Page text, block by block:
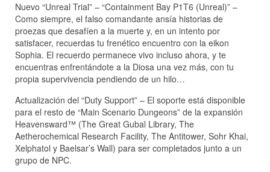
Nuevo “Unreal Trial” – “Containment Bay P1T6 (Unreal)” –
Como siempre, el falso comandante ansía historias de
proezas que desafíen a la muerte y, en un intento por
satisfacer, recuerdas tu frenético encuentro con la eikon
Sophia. El recuerdo permanece vivo incluso ahora, y te
encuentras enfrentándote a la Diosa una vez más, con tu
propia supervivencia pendiendo de un hilo…
Actualización del “Duty Support” – El soporte está disponible
para el resto de “Main Scenario Dungeons” de la expansión
Heavensward™ (The Great Gubal Library, The
Aetherochemical Research Facility, The Antitower, Sohr Khai,
Xelphatol y Baelsar’s Wall) para ser completados junto a un
grupo de NPC.